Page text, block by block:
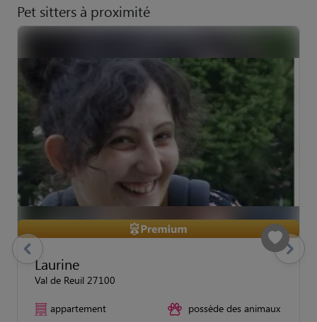
Pet sitters à proximité
Laurine
Val de Reuil 27100
appartement possède des animaux
previous Suivant